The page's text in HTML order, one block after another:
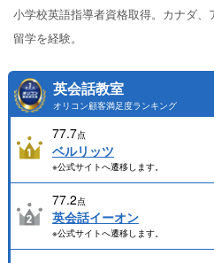
小学校英語指導者資格取得。カナダ
留学を経験。
英会話教室
オリコン顧客満足度ランキング
77.7点
ベルリッツ
※公式サイトへ遷移します。
77.2点
英会話イーオン
※公式サイトへ遷移します。